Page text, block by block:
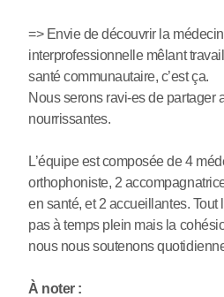
=> Envie de découvrir la
interprofessionnelle mêlant
santé communautaire, c’est ça.
Nous serons ravi-es de partager
nourrissantes.
L’équipe est composée de 4
orthophoniste, 2
en santé, et 2 accueillantes.
pas à temps plein mais la
nous nous soutenons
À noter :